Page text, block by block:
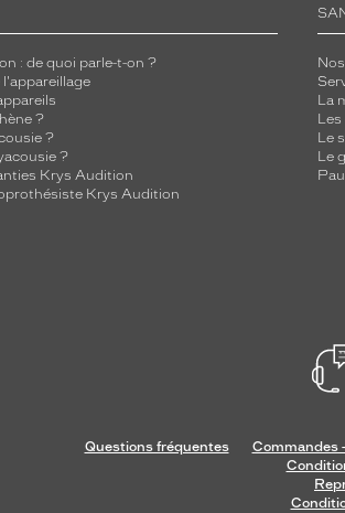
: de quoi parle-t-on ?
l'appareillage
?
?
?
Krys Audition
Krys Audition
La
Le
Le
Questions fréquentes Commandes